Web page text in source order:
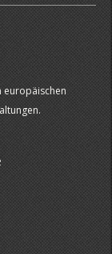
europäischen